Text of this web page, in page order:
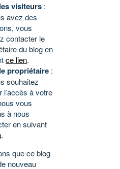
visiteurs :
avez des
vous
contacter le
du blog en
ce lien.
propriétaire :
souhaitez
l’accès à votre
vous
à nous
en suivant
.
que ce blog
nouveau